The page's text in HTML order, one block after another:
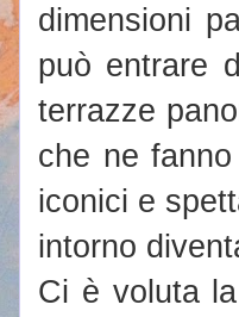
dimensioni
può entrare
terrazze
che ne
iconici e
intorno
Ci è voluta